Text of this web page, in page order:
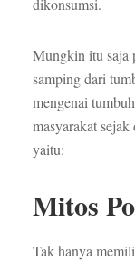
dikonsumsi.
Mungkin itu saja
samping dari
mengenai
masyarakat
yaitu:
Mitos
Tak hanya